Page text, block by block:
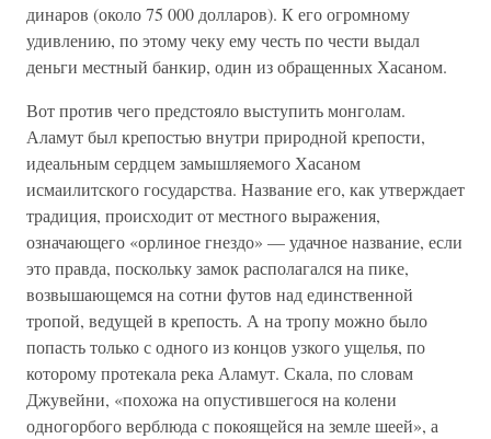
динаров (около 75 000 долларов). К его огромному
удивлению, по этому чеку ему честь по чести выдал
деньги местный банкир, один из обращенных Хасаном.
Вот против чего предстояло выступить монголам.
Аламут был крепостью внутри природной крепости,
идеальным сердцем замышляемого Хасаном
исмаилитского государства. Название его, как утверждает
традиция, происходит от местного выражения,
означающего «орлиное гнездо» — удачное название, если
это правда, поскольку замок располагался на пике,
возвышающемся на сотни футов над единственной
тропой, ведущей в крепость. А на тропу можно было
попасть только с одного из концов узкого ущелья, по
которому протекала река Аламут. Скала, по словам
Джувейни, «похожа на опустившегося на колени
одногорбого верблюда с покоящейся на земле шеей», а